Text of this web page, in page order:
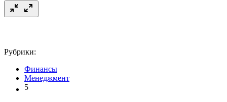
Рубрики:
Финансы
Менеджмент
5